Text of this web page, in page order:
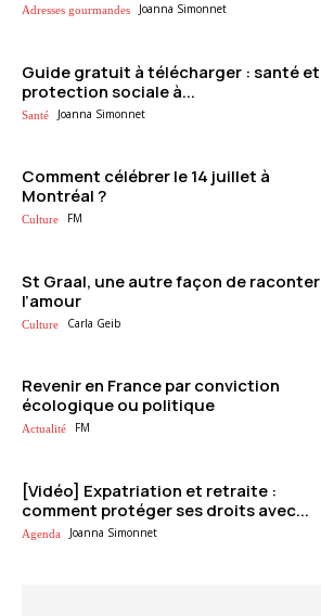
Adresses gourmandes Joanna Simonnet
Guide gratuit à télécharger : santé et
protection sociale à...
Santé Joanna Simonnet
Comment célébrer le 14 juillet à
Montréal ?
Culture FM
St Graal, une autre façon de raconter
l’amour
Culture Carla Geib
Revenir en France par conviction
écologique ou politique
Actualité FM
[Vidéo] Expatriation et retraite :
comment protéger ses droits avec...
Agenda Joanna Simonnet